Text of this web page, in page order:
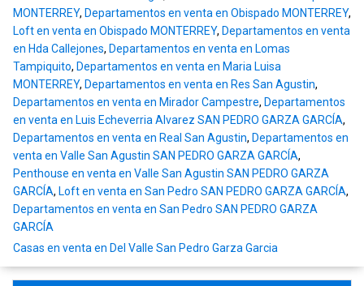
MONTERREY, Departamentos en venta en Obispado MONTERREY,
Loft en venta en Obispado MONTERREY, Departamentos en venta
en Hda Callejones, Departamentos en venta en Lomas
Tampiquito, Departamentos en venta en Maria Luisa
MONTERREY, Departamentos en venta en Res San Agustin,
Departamentos en venta en Mirador Campestre, Departamentos
en venta en Luis Echeverria Alvarez SAN PEDRO GARZA GARCÍA,
Departamentos en venta en Real San Agustin, Departamentos en
venta en Valle San Agustin SAN PEDRO GARZA GARCÍA,
Penthouse en venta en Valle San Agustin SAN PEDRO GARZA
GARCÍA, Loft en venta en San Pedro SAN PEDRO GARZA GARCÍA,
Departamentos en venta en San Pedro SAN PEDRO GARZA
GARCÍA
Casas en venta en Del Valle San Pedro Garza Garcia